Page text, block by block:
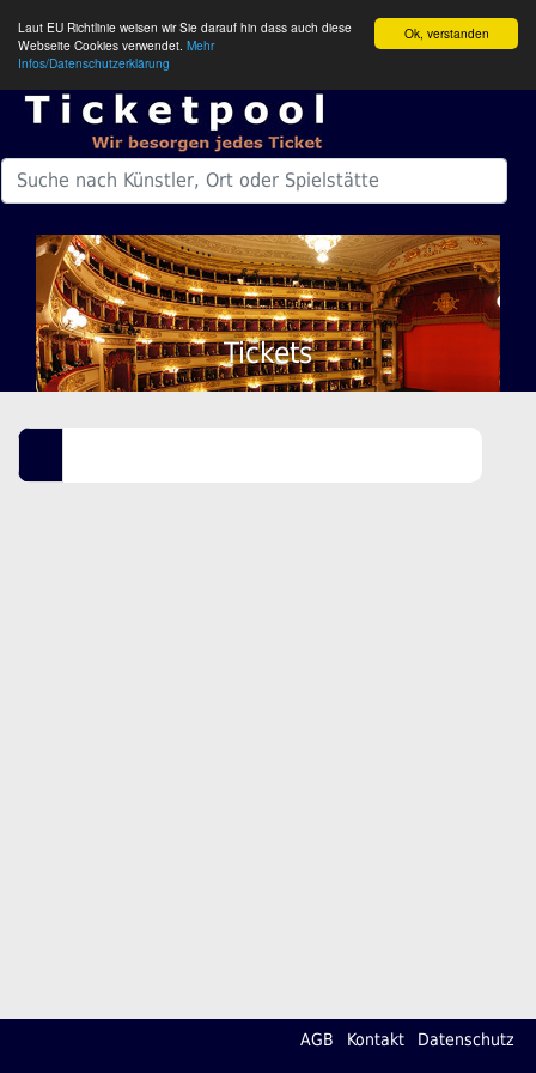
Ok, verstanden
Laut EU Richtlinie weisen wir Sie darauf hin dass auch diese
Webseite Cookies verwendet. Mehr
Infos/Datenschutzerklärung
Tickets
AGB Kontakt Datenschutz